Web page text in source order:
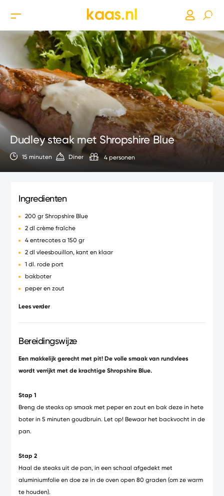
Dudley steak met Shropshire Blue
15 minuten Diner 4 personen
Ingredienten
200 gr Shropshire Blue
2 dl crème fraîche
4 entrecotes a 150 gr
2 dl vleesbouillon, kant en klaar
1 dl. rode port
bakboter
peper en zout
Lees verder
Bereidingswijze
Een makkelijk gerecht met pit! De volle smaak van rundvlees
wordt verrijkt met de krachtige Shropshire Blue.
Stap 1
Breng de steaks op smaak met peper en zout en bak deze in hete
boter in 5 minuten goudbruin. Let op! Bewaar het backvocht in de
pan.
Stap 2
Haal de steaks uit de pan, in een schaal afgedekt met
aluminiumfolie en doe ze in de oven open 80 graden (om ze warm
te houden).